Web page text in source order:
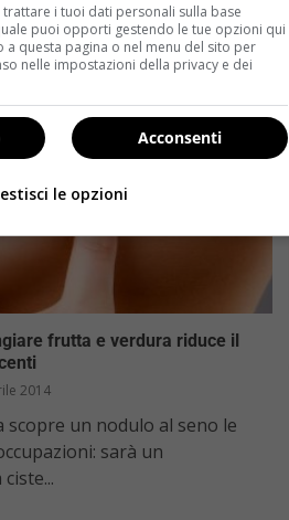
frutta e verdura riduce il
2014
scopre un nodulo al seno le
sarà un
i tuoi dati personali sulla base
puoi opporti gestendo le tue opzioni qui
a questa pagina o nel menu del sito per
nelle impostazioni della privacy e dei
Acconsenti
le opzioni